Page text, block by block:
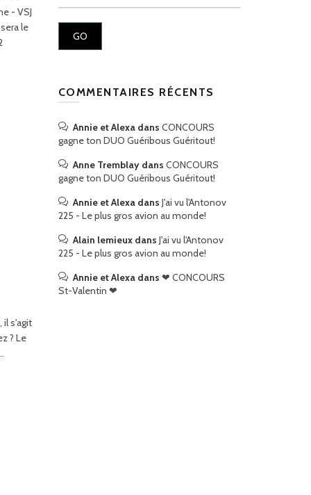
- VSJ
le
il s'agit
? Le
COMMENTAIRES RÉCENTS
Annie et Alexadans CONCOURS
gagne ton DUO Guéribous Guéritout!
Anne Tremblaydans CONCOURS
gagne ton DUO Guéribous Guéritout!
Annie et Alexadans J'ai vu l'Antonov
225 - Le plus gros avion au monde!
Alain lemieuxdans J'ai vu l'Antonov
225 - Le plus gros avion au monde!
Annie et Alexadans ❤ CONCOURS
St-Valentin ❤